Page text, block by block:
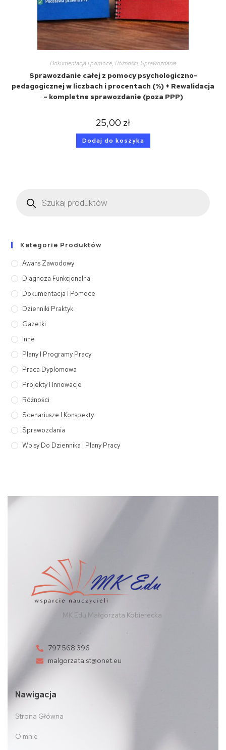
Dokumentacja i pomoce, Różności, Sprawozdania
Sprawozdanie całej z pomocy psychologiczno-
pedagogicznej w liczbach i procentach (%) + Rewalidacja
– kompletne sprawozdanie (poza PPP)
25,00 zł
Dodaj do koszyka
Kategorie Produktów
Awans Zawodowy
Diagnoza Funkcjonalna
Dokumentacja I Pomoce
Dzienniki Praktyk
Gazetki
Inne
Plany I Programy Pracy
Praca Dyplomowa
Projekty I Innowacje
Różności
Scenariusze I Konspekty
Sprawozdania
Wpisy Do Dziennika I Plany Pracy
MK Edu Małgorzata Kobierecka
797 568 396
malgorzata.st@onet.eu
Nawigacja
Strona Główna
O mnie